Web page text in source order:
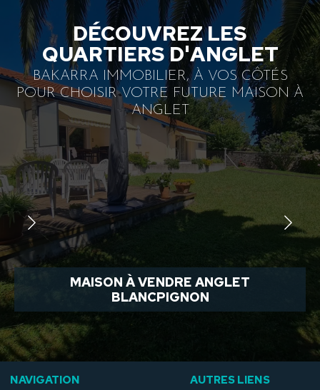
DÉCOUVREZ LES
QUARTIERS D'ANGLET
BAKARRA IMMOBILIER, À VOS CÔTÉS
POUR CHOISIR VOTRE FUTURE MAISON À
ANGLET
MAISON À VENDRE ANGLET
BLANCPIGNON
NAVIGATION AUTRES LIENS